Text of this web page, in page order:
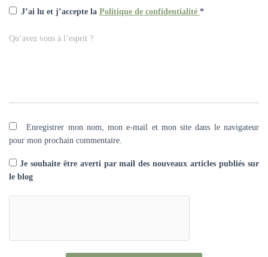
J’ai lu et j’accepte la Politique de confidentialité *
Qu’avez vous à l’esprit ?
Enregistrer mon nom, mon e-mail et mon site dans le navigateur
pour mon prochain commentaire.
Je souhaite être averti par mail des nouveaux articles publiés sur
le blog